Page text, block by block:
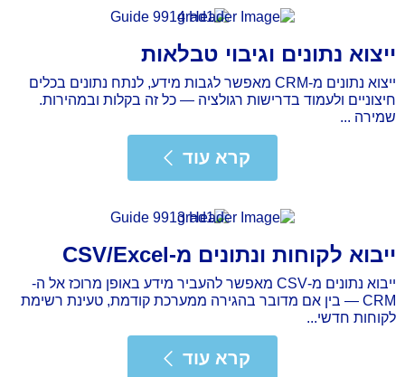
ייצוא נתונים וגיבוי טבלאות
ייצוא נתונים מ-CRM מאפשר לגבות מידע, לנתח נתונים בכלים
חיצוניים ולעמוד בדרישות רגולציה — כל זה בקלות ובמהירות.
שמירה ...
קרא עוד
ייבוא לקוחות ונתונים מ-CSV/Excel
ייבוא נתונים מ-CSV מאפשר להעביר מידע באופן מרוכז אל ה-
CRM — בין אם מדובר בהגירה ממערכת קודמת, טעינת רשימת
לקוחות חדשי...
קרא עוד